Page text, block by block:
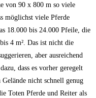
von 90 x 800 m so viele
möglichst viele Pferde
18.000 bis 24.000 Pfeile, die
4 m². Das ist nicht die
aber ausreichend
dass es vorher geregelt
nicht schnell genug
Toten Pferde und Reiter als